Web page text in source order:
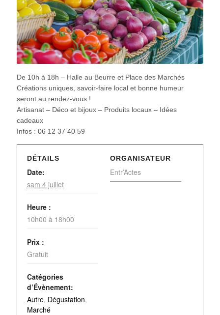
De 10h à 18h – Halle au Beurre et Place des Marchés
Créations uniques, savoir-faire local et bonne humeur
seront au rendez-vous !
Artisanat – Déco et bijoux – Produits locaux – Idées
cadeaux
Infos : 06 12 37 40 59
DÉTAILS
Date:
sam 4 juillet
Heure :
10h00 à 18h00
Prix :
Gratuit
Catégories
d’Évènement:
Autre, Dégustation,
Marché
ORGANISATEUR
Entr’Actes